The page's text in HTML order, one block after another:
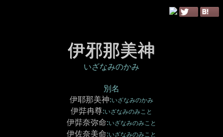
伊邪那美神
いざなみのかみ
別名
伊耶那美神:いざなみのかみ
伊弉冉尊:いざなみのみこと
伊弉奈弥命:いざなみのみこと
伊佐奈美命:いざなみのみこと